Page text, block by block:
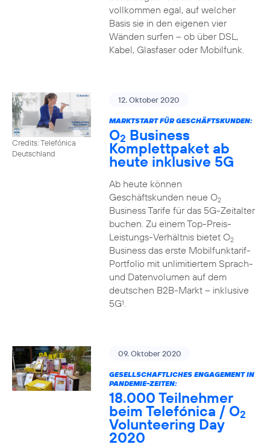
vollkommen egal, auf welcher
Basis sie in den eigenen vier
Wänden surfen – ob über DSL,
Kabel, Glasfaser oder Mobilfunk.
Credits: Telefónica
Deutschland
12. Oktober 2020
MARKTSTART FÜR GESCHÄFTSKUNDEN:
O2 Business
Komplettpaket ab
heute inklusive 5G
Ab heute können
Geschäftskunden neue O2
Business Tarife für das 5G-Zeitalter
buchen. Zu einem Top-Preis-
Leistungs-Verhältnis bietet O2
Business das erste Mobilfunktarif-
Portfolio mit unlimitiertem Sprach-
und Datenvolumen auf dem
deutschen B2B-Markt – inklusive
5G1.
09. Oktober 2020
GESELLSCHAFTLICHES ENGAGEMENT IN
PANDEMIE-ZEITEN:
18.000 Teilnehmer
beim Telefónica / O2
Volunteering Day
2020